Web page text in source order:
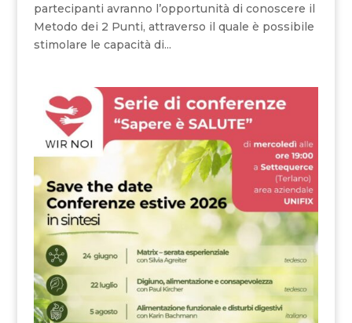
partecipanti avranno l’opportunità di conoscere il
Metodo dei 2 Punti, attraverso il quale è possibile
stimolare le capacità di...